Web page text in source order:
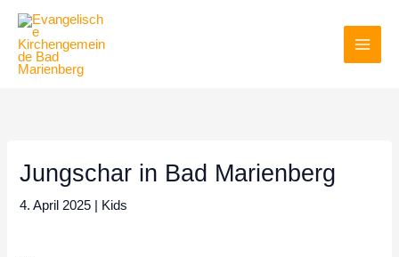
Inhalt
springen
Jungschar in Bad Marienberg
4. April 2025 Kids